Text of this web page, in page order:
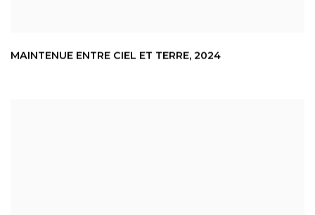
MAINTENUE ENTRE CIEL ET TERRE, 2024